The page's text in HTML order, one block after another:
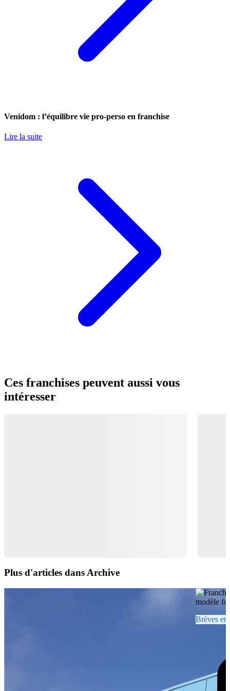
Venidom : l’équilibre vie pro-perso en franchise
Lire la suite
Ces franchises peuvent aussi vous
intéresser
Plus d'articles dans Archive
Brèves et